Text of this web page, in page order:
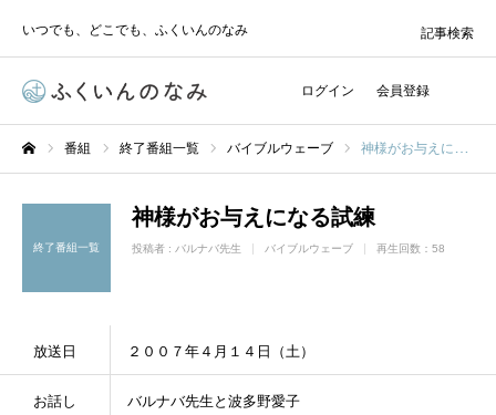
いつでも、どこでも、ふくいんのなみ
ログイン 会員登録
記事検索
番組 終了番組一覧 バイブルウェーブ 神様がお与えになる試練
終了番組一覧
神様がお与えになる試練
投稿者 : バルナバ先生 バイブルウェーブ 再生回数：58
放送日 ２００７年４月１４日（土）
お話し バルナバ先生と波多野愛子